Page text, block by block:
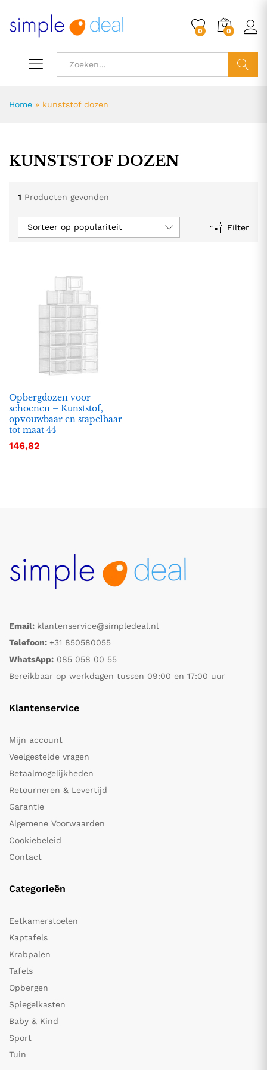
0 0
Home » kunststof dozen
KUNSTSTOF DOZEN
1 Producten gevonden
Filter
Sorteer op populariteit
Opbergdozen voor
schoenen – Kunststof,
opvouwbaar en stapelbaar
tot maat 44
146,82
Email: klantenservice@simpledeal.nl
Telefoon: +31 850580055
WhatsApp: 085 058 00 55
Bereikbaar op werkdagen tussen 09:00 en 17:00 uur
Klantenservice
Mijn account
Veelgestelde vragen
Betaalmogelijkheden
Retourneren & Levertijd
Garantie
Algemene Voorwaarden
Cookiebeleid
Contact
Categorieën
Eetkamerstoelen
Kaptafels
Krabpalen
Tafels
Opbergen
Spiegelkasten
Baby & Kind
Sport
Tuin